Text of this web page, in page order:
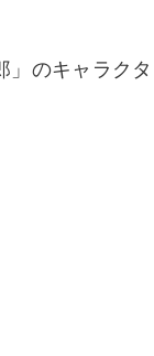
」のキャラクタ